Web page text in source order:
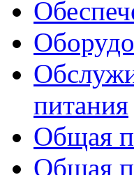
питания
Общая
Общая